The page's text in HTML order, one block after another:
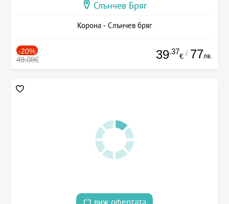
Слънчев Бряг
Корона - Слънчев бряг
-20%
49.08€ 39.37
€ / 77лв.
виж офертата